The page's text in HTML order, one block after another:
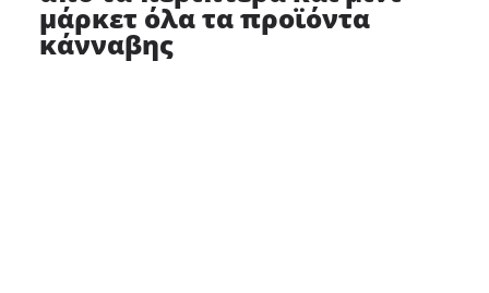
μάρκετ όλα τα προϊόντα
κάνναβης